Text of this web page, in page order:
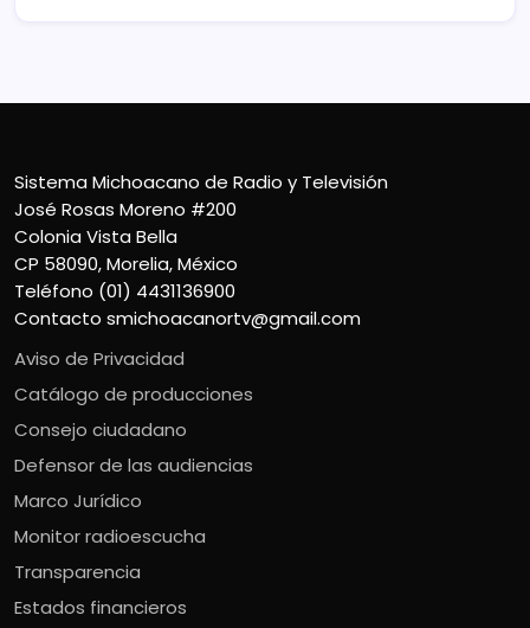
Sistema Michoacano de Radio y Televisión
José Rosas Moreno #200
Colonia Vista Bella
CP 58090, Morelia, México
Teléfono (01) 4431136900
Contacto smichoacanortv@gmail.com
Aviso de Privacidad
Catálogo de producciones
Consejo ciudadano
Defensor de las audiencias
Marco Jurídico
Monitor radioescucha
Transparencia
Estados financieros